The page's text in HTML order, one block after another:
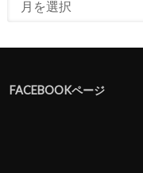
FACEBOOKページ